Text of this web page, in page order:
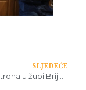
SLJEDEĆE
Proslava patrona u župi Briješće